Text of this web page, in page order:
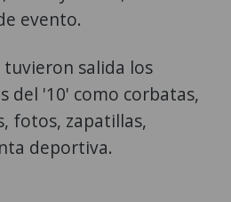
evento.
salida los
del '10' como corbatas,
fotos, zapatillas,
deportiva.